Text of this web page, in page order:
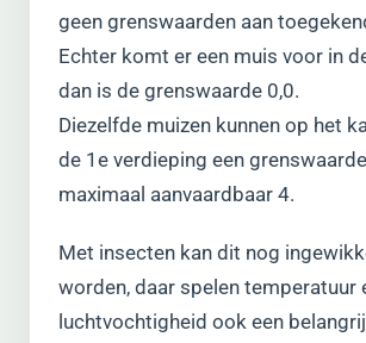
geen grenswaarden aan
Echter komt er een muis voor in
dan is de grenswaarde 0,0.
Diezelfde muizen kunnen op het
de 1e verdieping een
maximaal aanvaardbaar 4.
Met insecten kan dit nog
worden, daar spelen temperatuur
luchtvochtigheid ook een